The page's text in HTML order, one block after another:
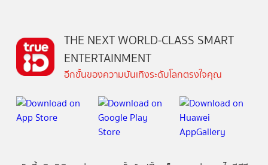
THE NEXT WORLD-CLASS SMART
ENTERTAINMENT
อีกขั้นของความบันเทิงระดับโลกตรงใจคุณ